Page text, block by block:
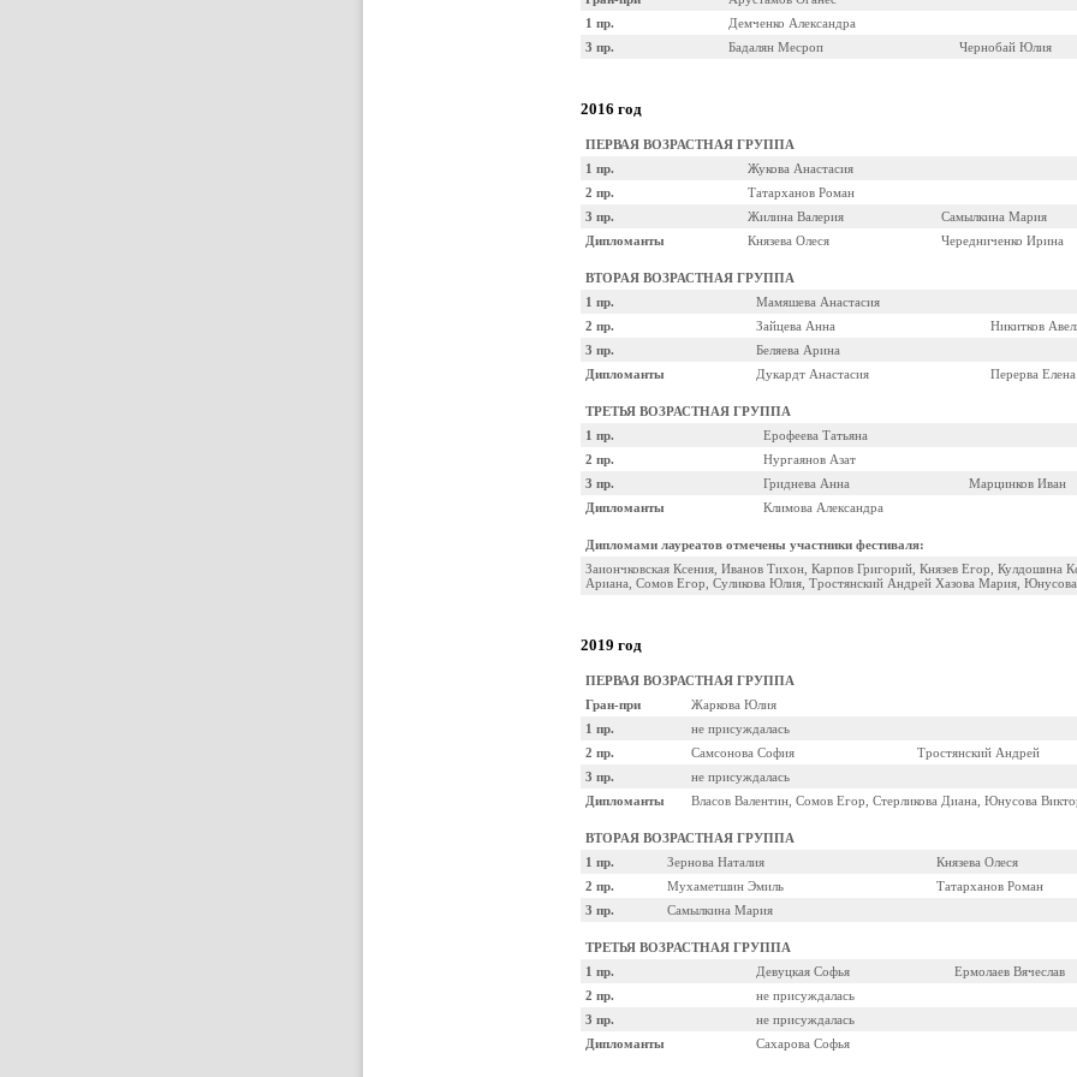
1 пр.
Демченко Александра
3 пр.
Бадалян Месроп Чернобай Юлия
2016 год
ПЕРВАЯ ВОЗРАСТНАЯ ГРУППА
1 пр.
Жукова Анастасия
2 пр.
Татарханов Роман
3 пр.
Жилина Валерия
Самылкина Мария
Дипломанты
Князева Олеся Чередниченко Ирина
ВТОРАЯ ВОЗРАСТНАЯ ГРУППА
1 пр.
Мамяшева Анастасия
2 пр.
Зайцева Анна
Никитков
3 пр.
Беляева Арина
Дипломанты
Дукардт Анастасия Перерва Елена
ТРЕТЬЯ ВОЗРАСТНАЯ ГРУППА
1 пр.
Ерофеева Татьяна
2 пр.
Нургаянов Азат
3 пр.
Гриднева Анна
Марцинков Иван
Дипломанты
Климова Александра
Дипломами лауреатов отмечены участники фестиваля:
Заиончковская Ксения, Иванов Тихон, Карпов Григорий, Князев Егор, Кулдошина
Ариана, Сомов Егор, Суликова Юлия, Тростянский Андрей Хазова Мария,
2019 год
ПЕРВАЯ ВОЗРАСТНАЯ ГРУППА
Гран-при
Жаркова Юлия
1 пр.
не присуждалась
2 пр.
Самсонова София
Тростянский Андрей
3 пр.
не присуждалась
Дипломанты
Власов Валентин, Сомов Егор, Стерликова Диана, Юнусова
ВТОРАЯ ВОЗРАСТНАЯ ГРУППА
1 пр.
Зернова Наталия
Князева Олеся
2 пр.
Мухаметшин Эмиль
Татарханов Роман
3 пр.
Самылкина Мария
ТРЕТЬЯ ВОЗРАСТНАЯ ГРУППА
1 пр.
Девуцкая Софья
Ермолаев Вячеслав
2 пр.
не присуждалась
3 пр.
не присуждалась
Дипломанты
Сахарова Софья